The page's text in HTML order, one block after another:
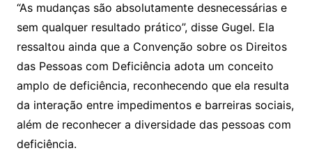
“As mudanças são absolutamente desnecessárias e
sem qualquer resultado prático”, disse Gugel. Ela
ressaltou ainda que a Convenção sobre os Direitos
das Pessoas com Deficiência adota um conceito
amplo de deficiência, reconhecendo que ela resulta
da interação entre impedimentos e barreiras sociais,
além de reconhecer a diversidade das pessoas com
deficiência.